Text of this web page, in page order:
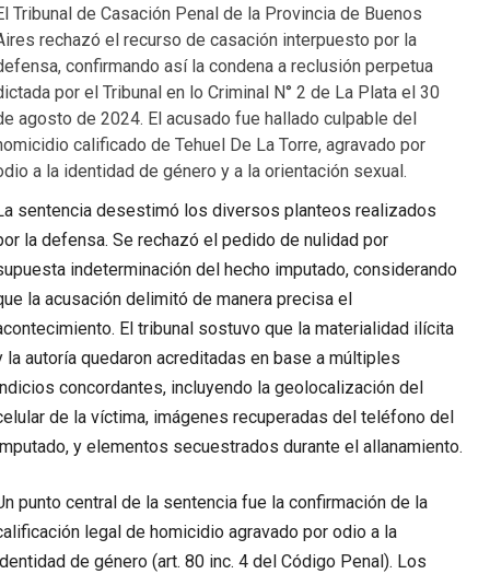
Tribunal de Casación Penal de la Provincia de Buenos
rechazó el recurso de casación interpuesto por la
confirmando así la condena a reclusión perpetua
por el Tribunal en lo Criminal N° 2 de La Plata el 30
agosto de 2024. El acusado fue hallado culpable del
calificado de Tehuel De La Torre, agravado por
a la identidad de género y a la orientación sexual.
sentencia desestimó los diversos planteos realizados
la defensa. Se rechazó el pedido de nulidad por
indeterminación del hecho imputado, considerando
la acusación delimitó de manera precisa el
El tribunal sostuvo que la materialidad ilícita
la autoría quedaron acreditadas en base a múltiples
concordantes, incluyendo la geolocalización del
de la víctima, imágenes recuperadas del teléfono del
y elementos secuestrados durante el allanamiento.
punto central de la sentencia fue la confirmación de la
legal de homicidio agravado por odio a la
de género (art. 80 inc. 4 del Código Penal). Los